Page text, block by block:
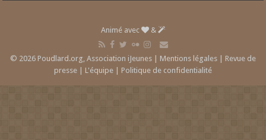
Animé avec &
© 2026 Poudlard.org, Association iJeunes | Mentions légales | Revue de
presse | L'équipe | Politique de confidentialité